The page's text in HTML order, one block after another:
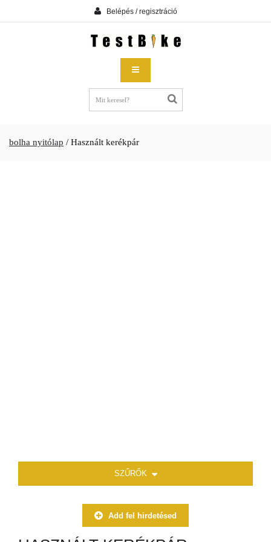
Belépés / regisztráció
bolha nyitólap / Használt kerékpár
SZŰRŐK
Add fel hirdetésed